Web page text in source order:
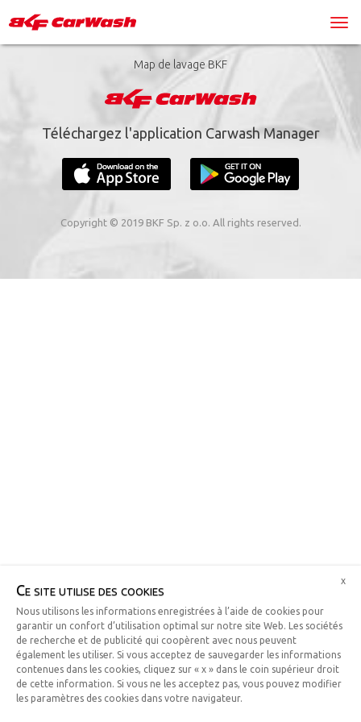
Map de lavage BKF
Téléchargez l'application Carwash Manager
Copyright © 2019 BKF Sp. z o.o. All rights reserved.
Ce site utilise des cookies
Nous utilisons les informations enregistrées à l’aide de cookies pour
garantir un confort d’utilisation optimal sur notre site Web. Les sociétés
de recherche et de publicité qui coopèrent avec nous peuvent
également les utiliser. Si vous acceptez de sauvegarder les informations
contenues dans les cookies, cliquez sur « x » dans le coin supérieur droit
de cette information. Si vous ne les acceptez pas, vous pouvez modifier
les paramètres des cookies dans votre navigateur.
x